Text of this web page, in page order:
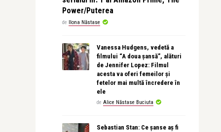
Power/Puterea
de Ilona Năstase
Vanessa Hudgens, vedetă a
filmului “A doua șansă”, alături
de Jennifer Lopez: Filmul
acesta va oferi femeilor și
fetelor mai multă încredere în
ele
de Alice Năstase Buciuta
Sebastian Stan: Ce șanse aș fi